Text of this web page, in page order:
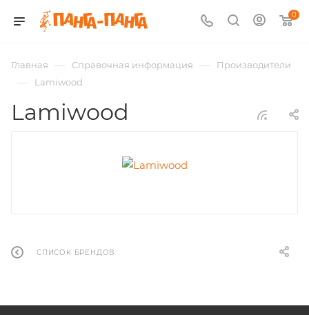
0
Главная — Справочная информация — Производители
— Lamiwood
Lamiwood
СПИСОК БРЕНДОВ